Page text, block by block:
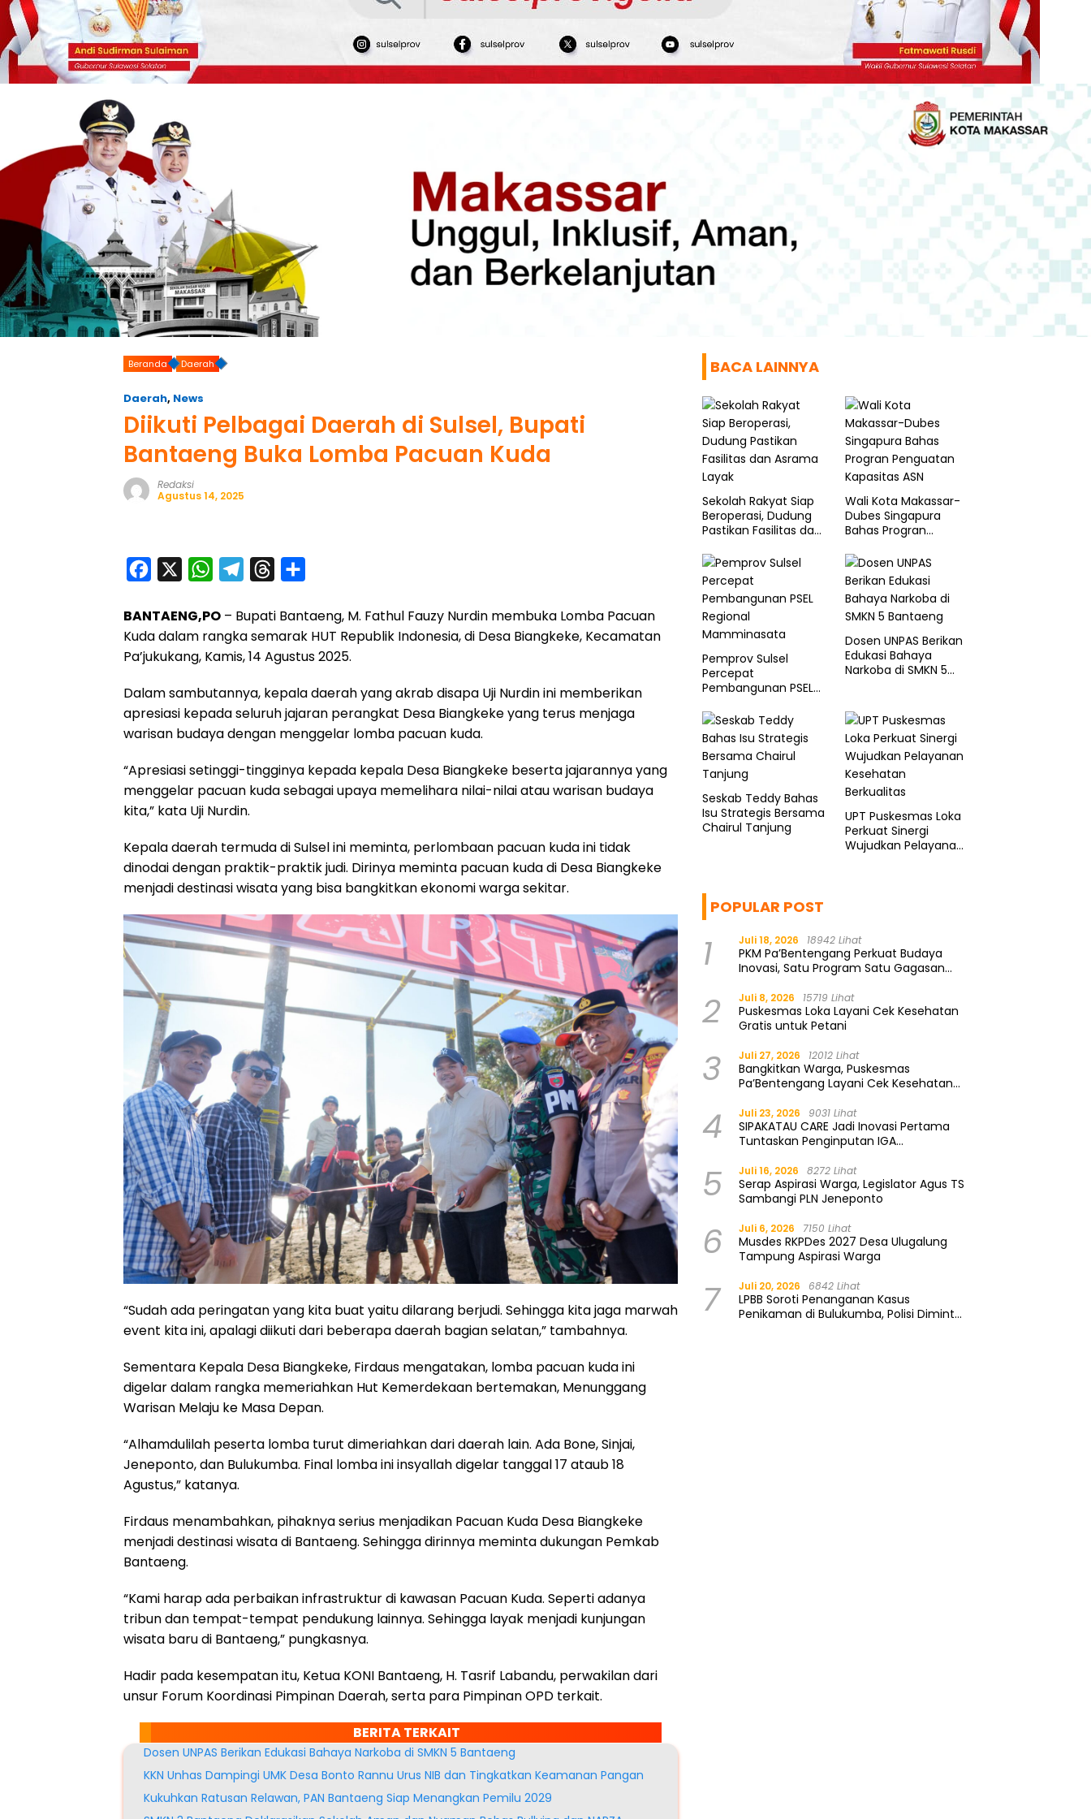
Beranda Daerah
Daerah, News
Diikuti Pelbagai Daerah di Sulsel, Bupati
Bantaeng Buka Lomba Pacuan Kuda
Redaksi
Agustus 14, 2025
c
e
b
o
o
k
W
a
t
s
A
p
p
l
e
g
r
a
m
r
e
a
d
s
a
r
e
BANTAENG,PO – Bupati Bantaeng, M. Fathul Fauzy Nurdin membuka Lomba Pacuan
Kuda dalam rangka semarak HUT Republik Indonesia, di Desa Biangkeke, Kecamatan
Pa’jukukang, Kamis, 14 Agustus 2025.
Dalam sambutannya, kepala daerah yang akrab disapa Uji Nurdin ini memberikan
apresiasi kepada seluruh jajaran perangkat Desa Biangkeke yang terus menjaga
warisan budaya dengan menggelar lomba pacuan kuda.
“Apresiasi setinggi-tingginya kepada kepala Desa Biangkeke beserta jajarannya yang
menggelar pacuan kuda sebagai upaya memelihara nilai-nilai atau warisan budaya
kita,” kata Uji Nurdin.
Kepala daerah termuda di Sulsel ini meminta, perlombaan pacuan kuda ini tidak
dinodai dengan praktik-praktik judi. Dirinya meminta pacuan kuda di Desa Biangkeke
menjadi destinasi wisata yang bisa bangkitkan ekonomi warga sekitar.
“Sudah ada peringatan yang kita buat yaitu dilarang berjudi. Sehingga kita jaga marwah
event kita ini, apalagi diikuti dari beberapa daerah bagian selatan,” tambahnya.
Sementara Kepala Desa Biangkeke, Firdaus mengatakan, lomba pacuan kuda ini
digelar dalam rangka memeriahkan Hut Kemerdekaan bertemakan, Menunggang
Warisan Melaju ke Masa Depan.
“Alhamdulilah peserta lomba turut dimeriahkan dari daerah lain. Ada Bone, Sinjai,
Jeneponto, dan Bulukumba. Final lomba ini insyallah digelar tanggal 17 ataub 18
Agustus,” katanya.
Firdaus menambahkan, pihaknya serius menjadikan Pacuan Kuda Desa Biangkeke
menjadi destinasi wisata di Bantaeng. Sehingga dirinnya meminta dukungan Pemkab
Bantaeng.
“Kami harap ada perbaikan infrastruktur di kawasan Pacuan Kuda. Seperti adanya
tribun dan tempat-tempat pendukung lainnya. Sehingga layak menjadi kunjungan
wisata baru di Bantaeng,” pungkasnya.
Hadir pada kesempatan itu, Ketua KONI Bantaeng, H. Tasrif Labandu, perwakilan dari
unsur Forum Koordinasi Pimpinan Daerah, serta para Pimpinan OPD terkait.
BERITA TERKAIT
Dosen UNPAS Berikan Edukasi Bahaya Narkoba di SMKN 5 Bantaeng
KKN Unhas Dampingi UMK Desa Bonto Rannu Urus NIB dan Tingkatkan Keamanan Pangan
Kukuhkan Ratusan Relawan, PAN Bantaeng Siap Menangkan Pemilu 2029
BACA LAINNYA
Sekolah Rakyat Siap
Beroperasi, Dudung
Pastikan Fasilitas dan
Wali Kota Makassar-
Dubes Singapura
Bahas Progran
ASN
Pemprov Sulsel
Percepat
Pembangunan PSEL
Mamminasata
Dosen UNPAS Berikan
Edukasi Bahaya
Narkoba di SMKN 5
Seskab Teddy Bahas
Isu Strategis Bersama
Chairul Tanjung
UPT Puskesmas Loka
Perkuat Sinergi
Wujudkan Pelayanan
POPULAR POST
1 Juli 18, 2026 18942 Lihat
PKM Pa’Bentengang Perkuat Budaya
Inovasi, Satu Program Satu Gagasan
2 Juli 8, 2026 15719 Lihat
Puskesmas Loka Layani Cek Kesehatan
Gratis untuk Petani
3 Juli 27, 2026 12012 Lihat
Bangkitkan Warga, Puskesmas
Pa’Bentengang Layani Cek Kesehatan
4 Juli 23, 2026 9031 Lihat
SIPAKATAU CARE Jadi Inovasi Pertama
Tuntaskan Penginputan IGA
5 Juli 16, 2026 8272 Lihat
Serap Aspirasi Warga, Legislator Agus TS
Sambangi PLN Jeneponto
6 Juli 6, 2026 7150 Lihat
Musdes RKPDes 2027 Desa Ulugalung
Tampung Aspirasi Warga
7 Juli 20, 2026 6842 Lihat
LPBB Soroti Penanganan Kasus
Penikaman di Bulukumba, Polisi Diminta